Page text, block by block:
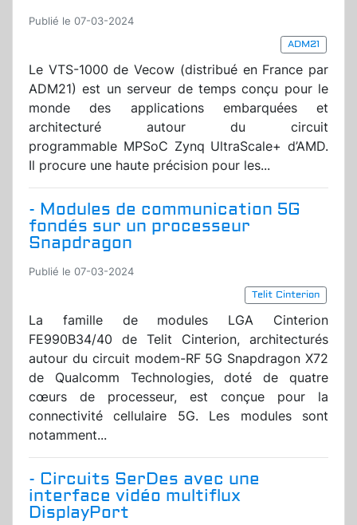
Publié le 07-03-2024
ADM21
Le VTS-1000 de Vecow (distribué en France par
ADM21) est un serveur de temps conçu pour le
monde des applications embarquées et
architecturé autour du circuit
programmable MPSoC Zynq UltraScale+ d’AMD.
Il procure une haute précision pour les...
- Modules de communication 5G
fondés sur un processeur
Snapdragon
Publié le 07-03-2024
Telit Cinterion
La famille de modules LGA Cinterion
FE990B34/40 de Telit Cinterion, architecturés
autour du circuit modem-RF 5G Snapdragon X72
de Qualcomm Technologies, doté de quatre
cœurs de processeur, est conçue pour la
connectivité cellulaire 5G. Les modules sont
notamment...
- Circuits SerDes avec une
interface vidéo multiflux
DisplayPort